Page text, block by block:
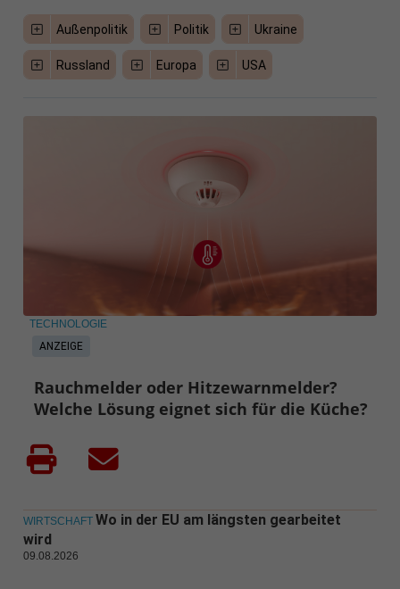
Außenpolitik Politik Ukraine
Russland Europa USA
ANZEIGE
TECHNOLOGIE
Rauchmelder oder Hitzewarnmelder?
Welche Lösung eignet sich für die Küche?
WIRTSCHAFT Wo in der EU am längsten gearbeitet
wird
09.08.2026